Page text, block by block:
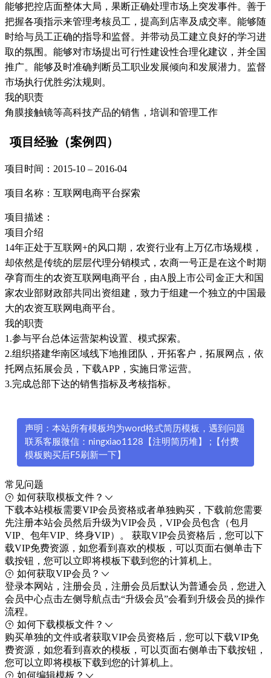
能够把控店面整体大局，果断正确处理市场上突发事件。善于
把握各项指示来管理考核员工，提高到店率及成交率。能够随
时给与员工正确的指导和监督。并带动员工建立良好的学习进
取的氛围。能够对市场提出可行性建设性合理化建议，并全国
推广。能够及时准确判断员工职业发展倾向和发展潜力。监督
市场执行优胜劣汰规则。
我的职责
角膜接触镜等高科技产品的销售，培训和管理工作
项目经验（案例四）
项目时间：2015-10 – 2016-04
项目名称：互联网电商平台探索
项目描述：
项目介绍
14年正处于互联网+的风口期，农资行业有上万亿市场规模，
却依然是传统的层层代理分销模式，农商一号正是在这个时期
孕育而生的农资互联网电商平台，由A股上市公司金正大和国
家农业部财政部共同出资组建，致力于组建一个独立的中国最
大的农资互联网电商平台。
我的职责
1.参与平台总体运营架构设置、模式探索。
2.组织搭建华南区域线下地推团队，开拓客户，拓展网点，依
托网点拓展会员，下载APP，实施日常运营。
3.完成总部下达的销售指标及考核指标。
声明：本站所有模板均为word格式简历模板，遇到问题
联系客服微信：ningxiao1128【注明简历堆】 ;【付费
模板购买后F5刷新一下】
常见问题
如何获取模板文件？
下载本站模板需要VIP会员资格或者单独购买，下载前您需要
先注册本站会员然后升级为VIP会员，VIP会员包含（包月
VIP、包年VIP、终身VIP）。 获取VIP会员资格后，您可以下
载VIP免费资源，如您看到喜欢的模板，可以页面右侧单击下
载按钮，您可以立即将模板下载到您的计算机上。
如何获取VIP会员？
登录本网站，注册会员，注册会员后默认为普通会员，您进入
会员中心点击左侧导航点击“升级会员”会看到升级会员的操作
流程。
如何下载模板文件？
购买单独的文件或者获取VIP会员资格后，您可以下载VIP免
费资源，如您看到喜欢的模板，可以页面右侧单击下载按钮，
您可以立即将模板下载到您的计算机上。
如何编辑模板？